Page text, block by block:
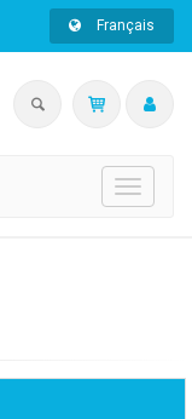
Français
Toggle